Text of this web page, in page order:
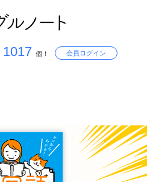
1017 個！ 会員ログイン